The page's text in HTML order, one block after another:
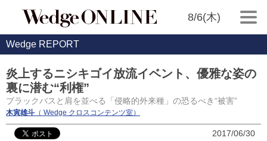
8/6(木)
Wedge REPORT
炎上するニシキゴイ放流イベント、優雅な姿の
裏に潜む“利権”
ブラックバスと肩を並べる「侵略的外来種」の恐るべき“被害”
木寅雄斗 （ Wedge クロスコンテンツ室）
2017/06/30